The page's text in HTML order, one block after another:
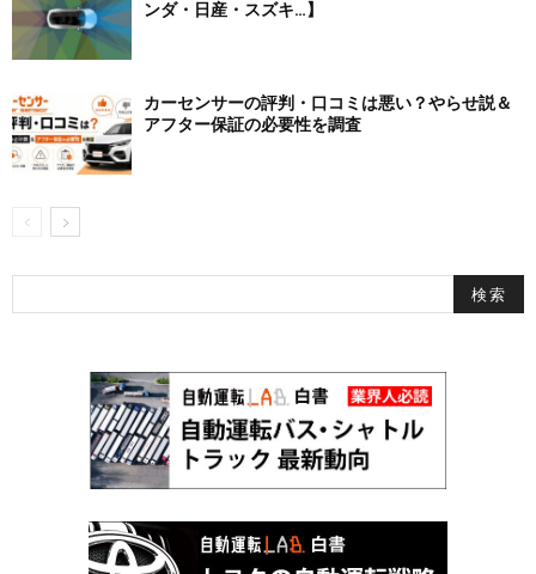
ンダ・日産・スズキ…】
カーセンサーの評判・口コミは悪い？やらせ説＆
アフター保証の必要性を調査